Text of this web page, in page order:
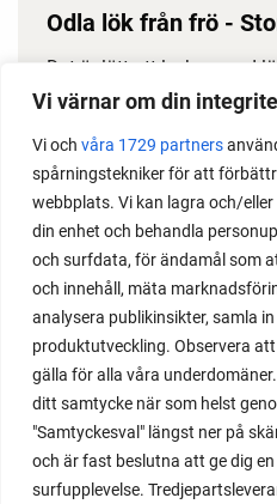
Vi värnar om din
Vi och våra 1729 partners
spårningstekniker för att
webbplats. Vi kan lagra och/
din enhet och behandla
och surfdata, för ändamål som
och innehåll, mäta
analysera publikinsikter, samla
produktutveckling. Observera
gälla för alla våra
ditt samtycke när som helst
"Samtyckesval" längst ner på
och är fast beslutna att ge dig
surfupplevelse.
Odla lök från frö -
Det är lätt att lyckas med
under säsongen och få tips